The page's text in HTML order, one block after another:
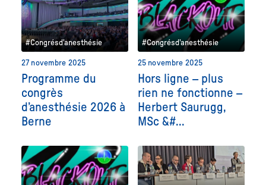
#Congrésd'anesthésie
27 novembre 2025
Programme du
congrès
d’anesthésie 2026 à
Berne
#Congrésd'anesthésie
25 novembre 2025
Hors ligne – plus
rien ne fonctionne –
Herbert Saurugg,
MSc &#...